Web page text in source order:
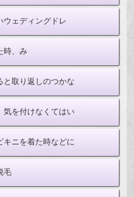
ウェディングドレ
時、み
と取り返しのつかな
気を付けなくてはい
キニを着た時などに
毛